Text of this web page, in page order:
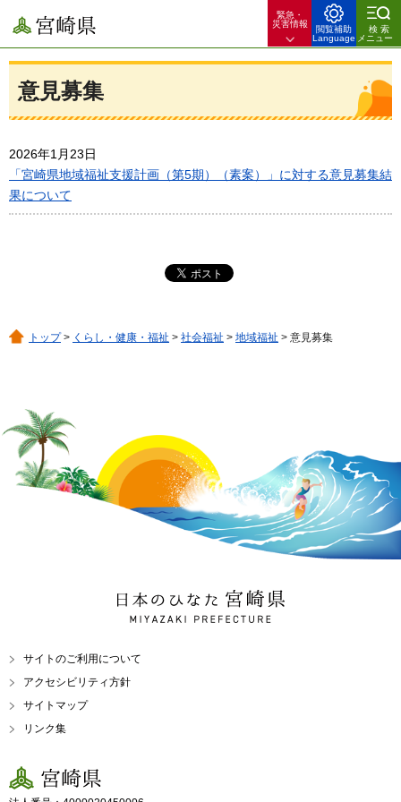
宮崎県
緊急・
災害情報
閲覧補助
Language
検索
メニュー
意見募集
2026年1月23日
「宮崎県地域福祉支援計画（第5期）（素案）」に対する意見募集結
果について
トップ> くらし・健康・福祉 > 社会福祉 > 地域福祉 > 意見募集
日本のひなた 宮崎県
MIYAZAKI PREFECTURE
サイトのご利用について
アクセシビリティ方針
サイトマップ
リンク集
宮崎県